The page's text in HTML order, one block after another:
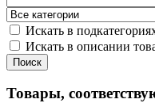
Искать в
Искать в описании
Поиск
Товары,